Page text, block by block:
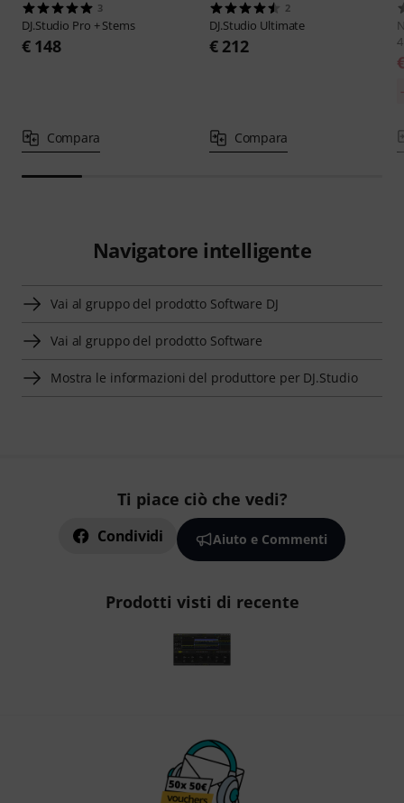
3
DJ.Studio Pro + Stems
€ 148
Compara
2
DJ.Studio Ultimate
€ 212
Compara
4
Navigatore intelligente
Vai al gruppo del prodotto Software DJ
Vai al gruppo del prodotto Software
Mostra le informazioni del produttore per DJ.Studio
Ti piace ciò che vedi?
Condividi Aiuto e Commenti
Prodotti visti di recente